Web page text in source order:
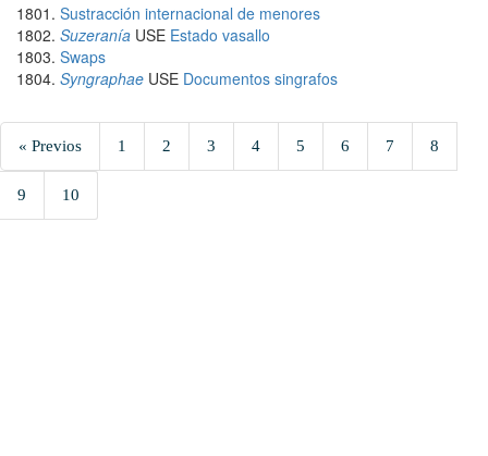
Sustracción internacional de menores
Suzeranía USE Estado vasallo
Swaps
Syngraphae USE Documentos singrafos
« Previos 1 2 3 4 5 6 7 8
9 10